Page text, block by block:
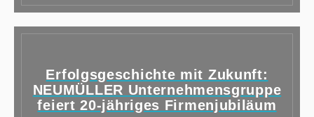
Erfolgsgeschichte mit Zukunft:
NEUMÜLLER Unternehmensgruppe
feiert 20-jähriges Firmenjubiläum